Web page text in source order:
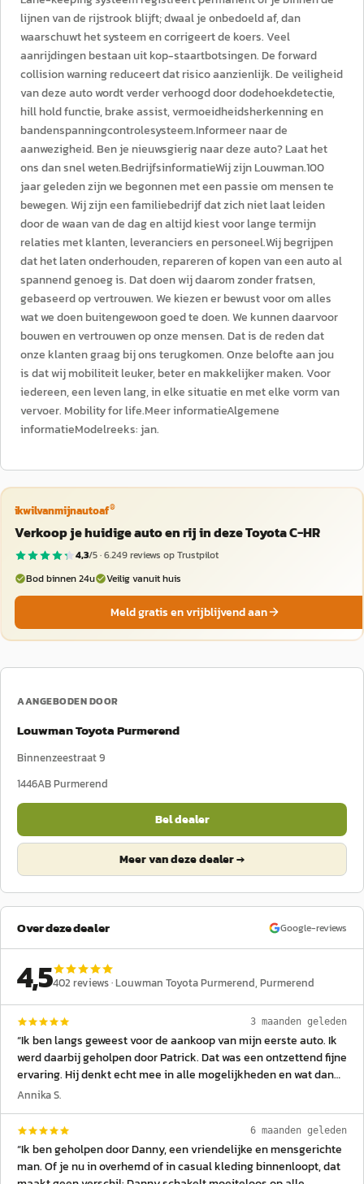
lijnen van de rijstrook blijft; dwaal je onbedoeld af, dan
waarschuwt het systeem en corrigeert de koers. Veel
aanrijdingen bestaan uit kop-staartbotsingen. De forward
collision warning reduceert dat risico aanzienlijk. De veiligheid
van deze auto wordt verder verhoogd door dodehoekdetectie,
hill hold functie, brake assist, vermoeidheidsherkenning en
bandenspanningcontrolesysteem.Informeer naar de
aanwezigheid. Ben je nieuwsgierig naar deze auto? Laat het
ons dan snel weten.BedrijfsinformatieWij zijn Louwman.100
jaar geleden zijn we begonnen met een passie om mensen te
bewegen. Wij zijn een familiebedrijf dat zich niet laat leiden
door de waan van de dag en altijd kiest voor lange termijn
relaties met klanten, leveranciers en personeel.Wij begrijpen
dat het laten onderhouden, repareren of kopen van een auto al
spannend genoeg is. Dat doen wij daarom zonder fratsen,
gebaseerd op vertrouwen. We kiezen er bewust voor om alles
wat we doen buitengewoon goed te doen. We kunnen daarvoor
bouwen en vertrouwen op onze mensen. Dat is de reden dat
onze klanten graag bij ons terugkomen. Onze belofte aan jou
is dat wij mobiliteit leuker, beter en makkelijker maken. Voor
iedereen, een leven lang, in elke situatie en met elke vorm van
vervoer. Mobility for life.Meer informatieAlgemene
informatieModelreeks: jan.
ikwilvanmijnautoaf®
Verkoop je huidige auto en rij in deze Toyota C-HR
4,3/5 ·6.249reviews op Trustpilot
Bod binnen 24u
Veilig vanuit huis
Meld gratis en vrijblijvend aan
AANGEBODEN DOOR
Louwman Toyota Purmerend
Binnenzeestraat 9
1446ABPurmerend
Bel dealer
Meer van deze dealer →
Over deze dealer Google-reviews
4,5402 reviews ·Louwman Toyota Purmerend, Purmerend
3 maanden geleden
“Ik ben langs geweest voor de aankoop van mijn eerste auto. Ik
werd daarbij geholpen door Patrick. Dat was een ontzettend fijne
ervaring. Hij denkt echt mee in alle mogelijkheden en wat dan
het beste bij jou past. Uiteraard ging het om een tweedehands
mogelijk, kosteloos weggewerkt werden bij aankoop. Heel erg
fijn bedrijf, heel erg fijn team. Zeer tevreden met mijn aankoop!
Annika S.
6 maanden geleden
“Ik ben geholpen door Danny, een vriendelijke en mensgerichte
man. Of je nu in overhemd of in casual kleding binnenloopt, dat